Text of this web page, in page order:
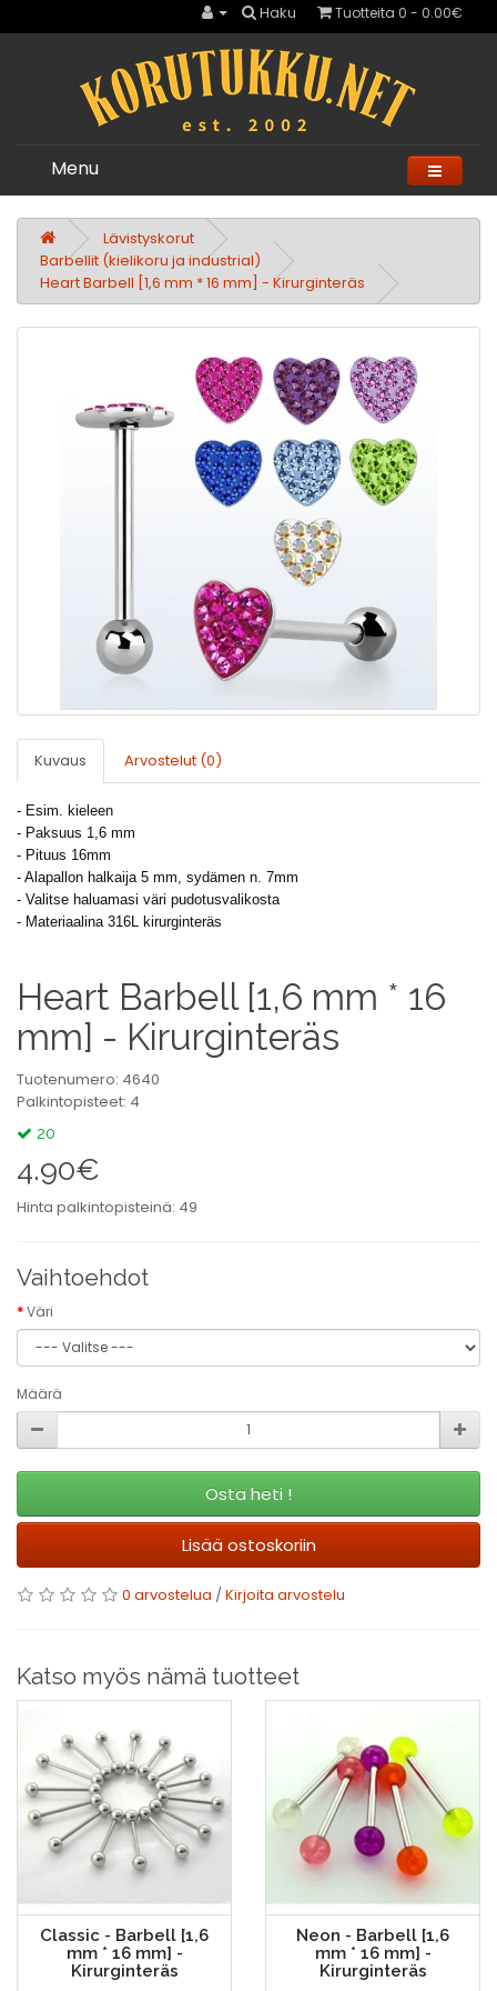
Haku Tuotteita 0 - 0.00€
Menu
Lävistyskorut
Barbellit (kielikoru ja industrial)
Heart Barbell [1,6 mm * 16 mm] - Kirurginteräs
Kuvaus Arvostelut (0)
- Esim. kieleen
- Paksuus 1,6 mm
- Pituus 16mm
- Alapallon halkaija 5 mm, sydämen n. 7mm
- Valitse haluamasi väri pudotusvalikosta
- Materiaalina 316L kirurginteräs
Heart Barbell [1,6 mm * 16
mm] - Kirurginteräs
Tuotenumero: 4640
Palkintopisteet: 4
20
4.90€
Hinta palkintopisteinä: 49
Vaihtoehdot
Väri
Määrä
Osta heti !
Lisää ostoskoriin
0 arvostelua /Kirjoita arvostelu
Katso myös nämä tuotteet
Classic - Barbell [1,6
mm * 16 mm] -
Kirurginteräs
Neon - Barbell [1,6
mm * 16 mm] -
Kirurginteräs